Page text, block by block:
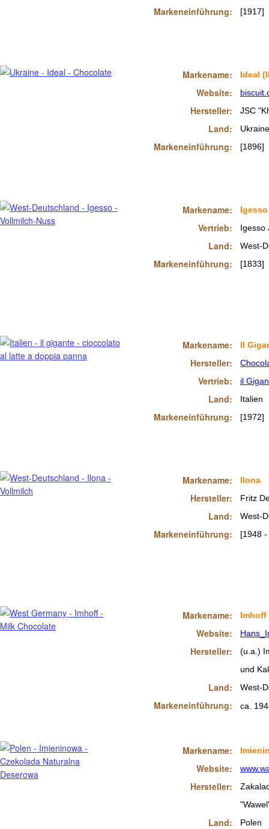
Polen
Markename:
Website:
Hersteller:
Land:
Markeneinführung:
[1917]
Markename:
Website:
Hersteller:
Land:
Markeneinführung:
Ideal
JSC
Ukraine
[1896]
Markename:
Vertrieb:
Land:
Markeneinführung:
Igesso
Igesso
West-
[1833]
Il
il
Italien
[1972]
Markename:
Hersteller:
Vertrieb:
Land:
Markeneinführung:
Ilona
Fritz
West-
[1948
Markename:
Hersteller:
Land:
Markeneinführung:
Markename:
Website:
Hersteller:
Land:
Markeneinführung:
Imhoff
(u.a.)
und
West-
ca.